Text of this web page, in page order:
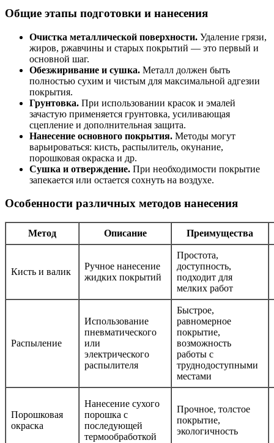
Общие этапы подготовки и нанесения
Очистка металлической поверхности. Удаление грязи,
жиров, ржавчины и старых покрытий — это первый и
основной шаг.
Обезжиривание и сушка. Металл должен быть
полностью сухим и чистым для максимальной адгезии
покрытия.
Грунтовка. При использовании красок и эмалей
зачастую применяется грунтовка, усиливающая
сцепление и дополнительная защита.
Нанесение основного покрытия. Методы могут
варьироваться: кисть, распылитель, окунание,
порошковая окраска и др.
Сушка и отверждение. При необходимости покрытие
запекается или остается сохнуть на воздухе.
Особенности различных методов нанесения
Метод Описание Преимущества
Кисть и валик
Ручное нанесение
жидких покрытий
Простота,
доступность,
подходит для
мелких работ
Распыление
Использование
пневматического
или
электрического
распылителя
Быстрое,
равномерное
покрытие,
возможность
работы с
труднодоступными
местами
Порошковая
окраска
Нанесение сухого
порошка с
последующей
термообработкой
Прочное, толстое
покрытие,
экологичность